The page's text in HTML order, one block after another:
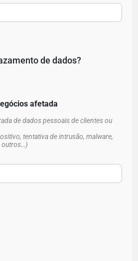
de dados?
afetada
de dados pessoais de clientes ou
tentativa de intrusão, malware,
outros…)